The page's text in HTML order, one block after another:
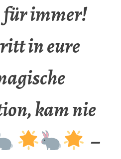
für immer!
in eure
kam nie
–